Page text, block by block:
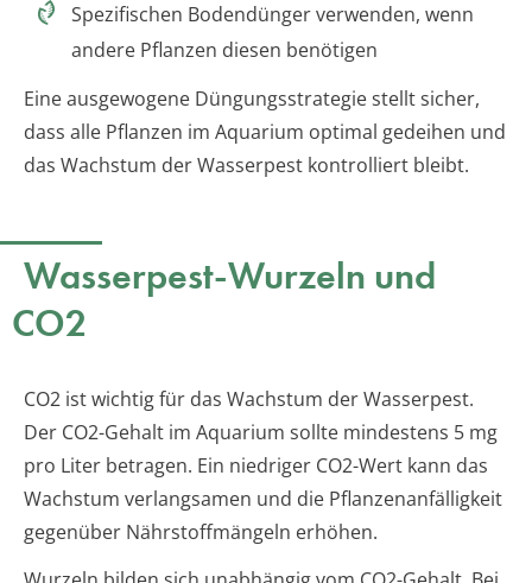
Spezifischen Bodendünger verwenden, wenn
andere Pflanzen diesen benötigen
Eine ausgewogene Düngungsstrategie stellt sicher,
dass alle Pflanzen im Aquarium optimal gedeihen und
das Wachstum der Wasserpest kontrolliert bleibt.
Wasserpest-Wurzeln und
CO2
CO2 ist wichtig für das Wachstum der Wasserpest.
Der CO2-Gehalt im Aquarium sollte mindestens 5 mg
pro Liter betragen. Ein niedriger CO2-Wert kann das
Wachstum verlangsamen und die Pflanzenanfälligkeit
gegenüber Nährstoffmängeln erhöhen.